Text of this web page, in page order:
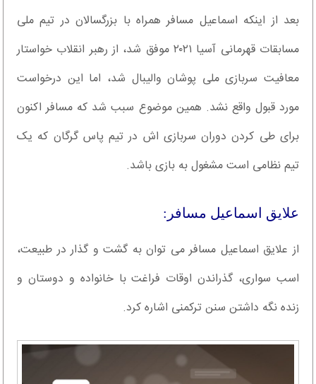
بعد از اینکه اسماعیل مسافر همراه با بزرگسالان در تیم ملی
مسابقات قهرمانی آسیا ۲۰۲۱ موفق شد، از رهبر انقلاب خواستار
معافیت سربازی ملی پوشان والیبال شد، اما این درخواست
مورد قبول واقع نشد. همین موضوع سبب شد که مسافر اکنون
برای طی کردن دوران سربازی اش در تیم پاس گرگان که یک
تیم نظامی است مشغول به بازی باشد.
علایق اسماعیل مسافر:
از علایق اسماعیل مسافر می توان به گشت و گذار در طبیعت،
اسب سواری، گذراندن اوقات فراغت با خانواده و دوستان و
زنده نگه داشتن سنن ترکمنی اشاره کرد.